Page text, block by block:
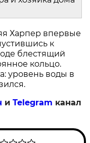
Харпер впервые
к
блестящий
кольцо.
уровень воды в
иTelegram канал